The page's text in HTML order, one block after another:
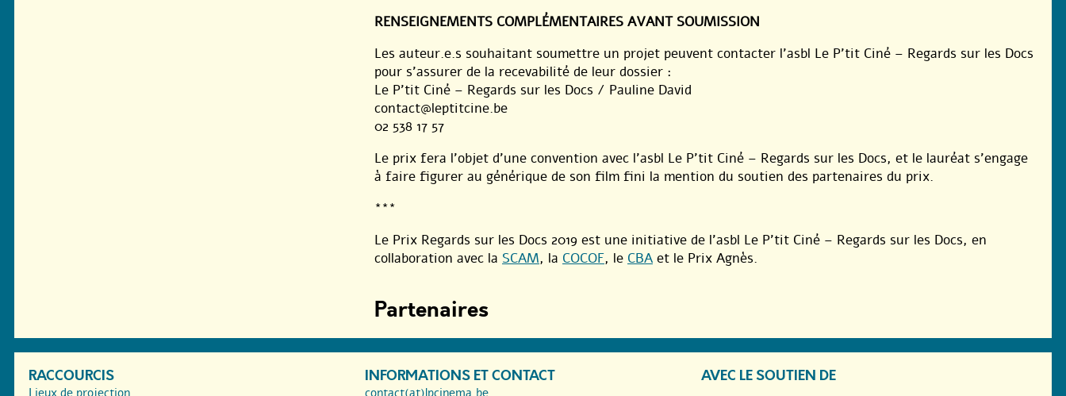
RENSEIGNEMENTS COMPLÉMENTAIRES AVANT SOUMISSION
Les auteur.e.s souhaitant soumettre un projet peuvent contacter l’asbl Le P’tit Ciné – Regards sur les Docs
pour s’assurer de la recevabilité de leur dossier :
Le P’tit Ciné – Regards sur les Docs / Pauline David
contact@leptitcine.be
02 538 17 57
Le prix fera l’objet d’une convention avec l’asbl Le P’tit Ciné – Regards sur les Docs, et le lauréat s’engage
à faire figurer au générique de son film fini la mention du soutien des partenaires du prix.
***
Le Prix Regards sur les Docs 2019 est une initiative de l’asbl Le P’tit Ciné – Regards sur les Docs, en
collaboration avec la SCAM, la COCOF, le CBA et le Prix Agnès.
Partenaires
RACCOURCIS INFORMATIONS ET CONTACT AVEC LE SOUTIEN DE